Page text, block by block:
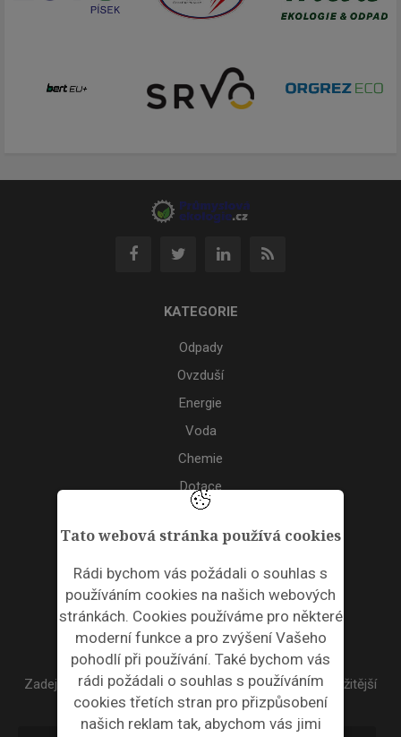
Tato webová stránka používá cookies
Rádi bychom vás požádali o souhlas s
používáním cookies na našich webových
stránkách. Cookies používáme pro některé
moderní funkce a pro zvýšení Vašeho
pohodlí při používání. Také bychom vás
rádi požádali o souhlas s používáním
cookies třetích stran pro přizpůsobení
našich reklam tak, abychom vás jimi
KATEGORIE
Odpady
Ovzduší
Energie
Voda
Chemie
Dotace
Akce
ODPADNÍ PLASTY
NEWSLETTER
Zadejte váš email a my Vám budeme zasílat ty nejdůležitější
informace, maximálně 1x týdně.